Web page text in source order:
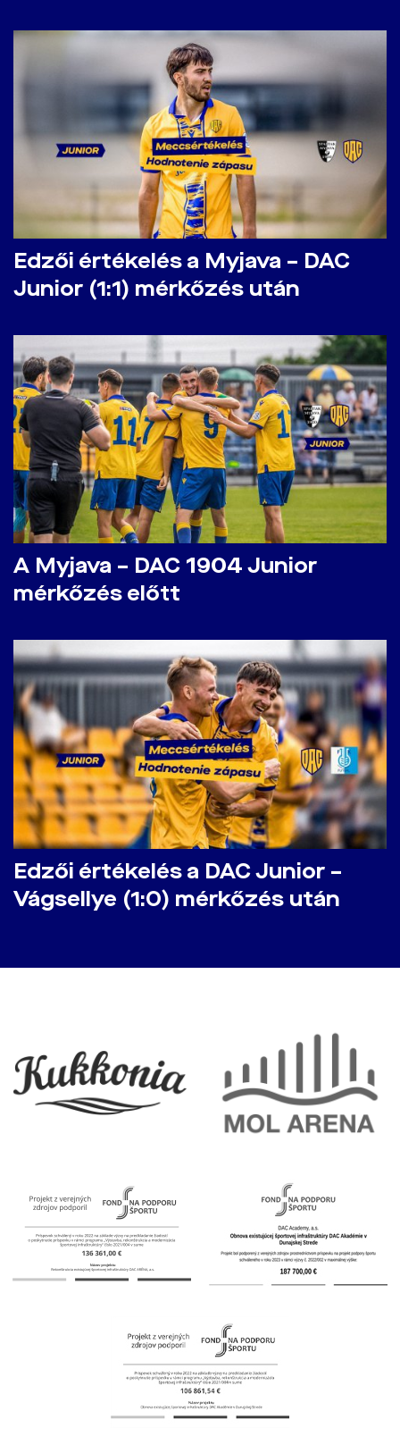
Edzői értékelés a Myjava – DAC
Junior (1:1) mérkőzés után
A Myjava – DAC 1904 Junior
mérkőzés előtt
Edzői értékelés a DAC Junior –
Vágsellye (1:0) mérkőzés után